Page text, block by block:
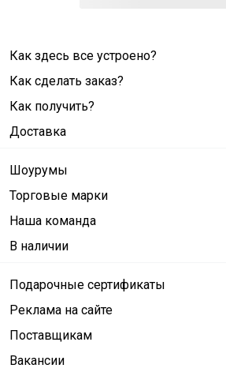
Как здесь все устроено?
Как сделать заказ?
Как получить?
Доставка
Шоурумы
Торговые марки
Наша команда
В наличии
Подарочные сертификаты
Реклама на сайте
Поставщикам
Вакансии